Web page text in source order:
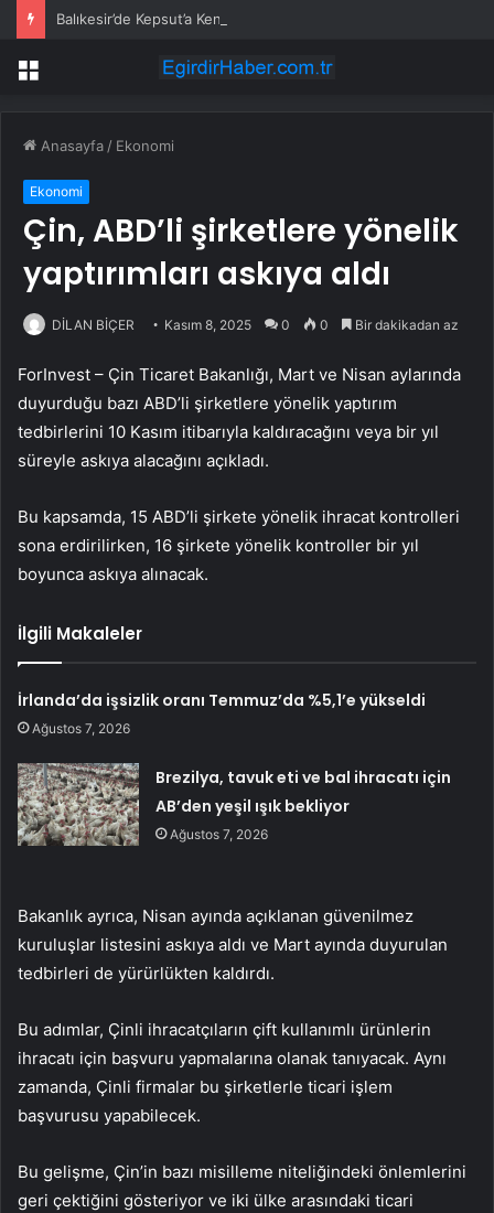
Balıkesir’de Kepsut’a Kent Lokantası ve altyapı desteği
Menü
Anasayfa / Ekonomi
Ekonomi
Çin, ABD’li şirketlere yönelik
yaptırımları askıya aldı
DİLAN BİÇER Kasım 8, 2025 0 0 Bir dakikadan az
ForInvest – Çin Ticaret Bakanlığı, Mart ve Nisan aylarında
duyurduğu bazı ABD’li şirketlere yönelik yaptırım
tedbirlerini 10 Kasım itibarıyla kaldıracağını veya bir yıl
süreyle askıya alacağını açıkladı.
Bu kapsamda, 15 ABD’li şirkete yönelik ihracat kontrolleri
sona erdirilirken, 16 şirkete yönelik kontroller bir yıl
boyunca askıya alınacak.
İlgili Makaleler
İrlanda’da işsizlik oranı Temmuz’da %5,1’e yükseldi
Ağustos 7, 2026
Brezilya, tavuk eti ve bal ihracatı için
AB’den yeşil ışık bekliyor
Ağustos 7, 2026
Bakanlık ayrıca, Nisan ayında açıklanan güvenilmez
kuruluşlar listesini askıya aldı ve Mart ayında duyurulan
tedbirleri de yürürlükten kaldırdı.
Bu adımlar, Çinli ihracatçıların çift kullanımlı ürünlerin
ihracatı için başvuru yapmalarına olanak tanıyacak. Aynı
zamanda, Çinli firmalar bu şirketlerle ticari işlem
başvurusu yapabilecek.
Bu gelişme, Çin’in bazı misilleme niteliğindeki önlemlerini
geri çektiğini gösteriyor ve iki ülke arasındaki ticari